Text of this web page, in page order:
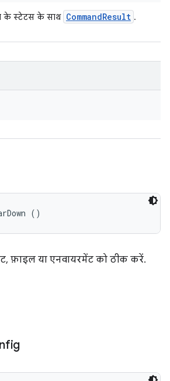
के स्टेटस के साथ CommandResult .
()
फ़ाइल या एनवायरमेंट को ठीक करें.